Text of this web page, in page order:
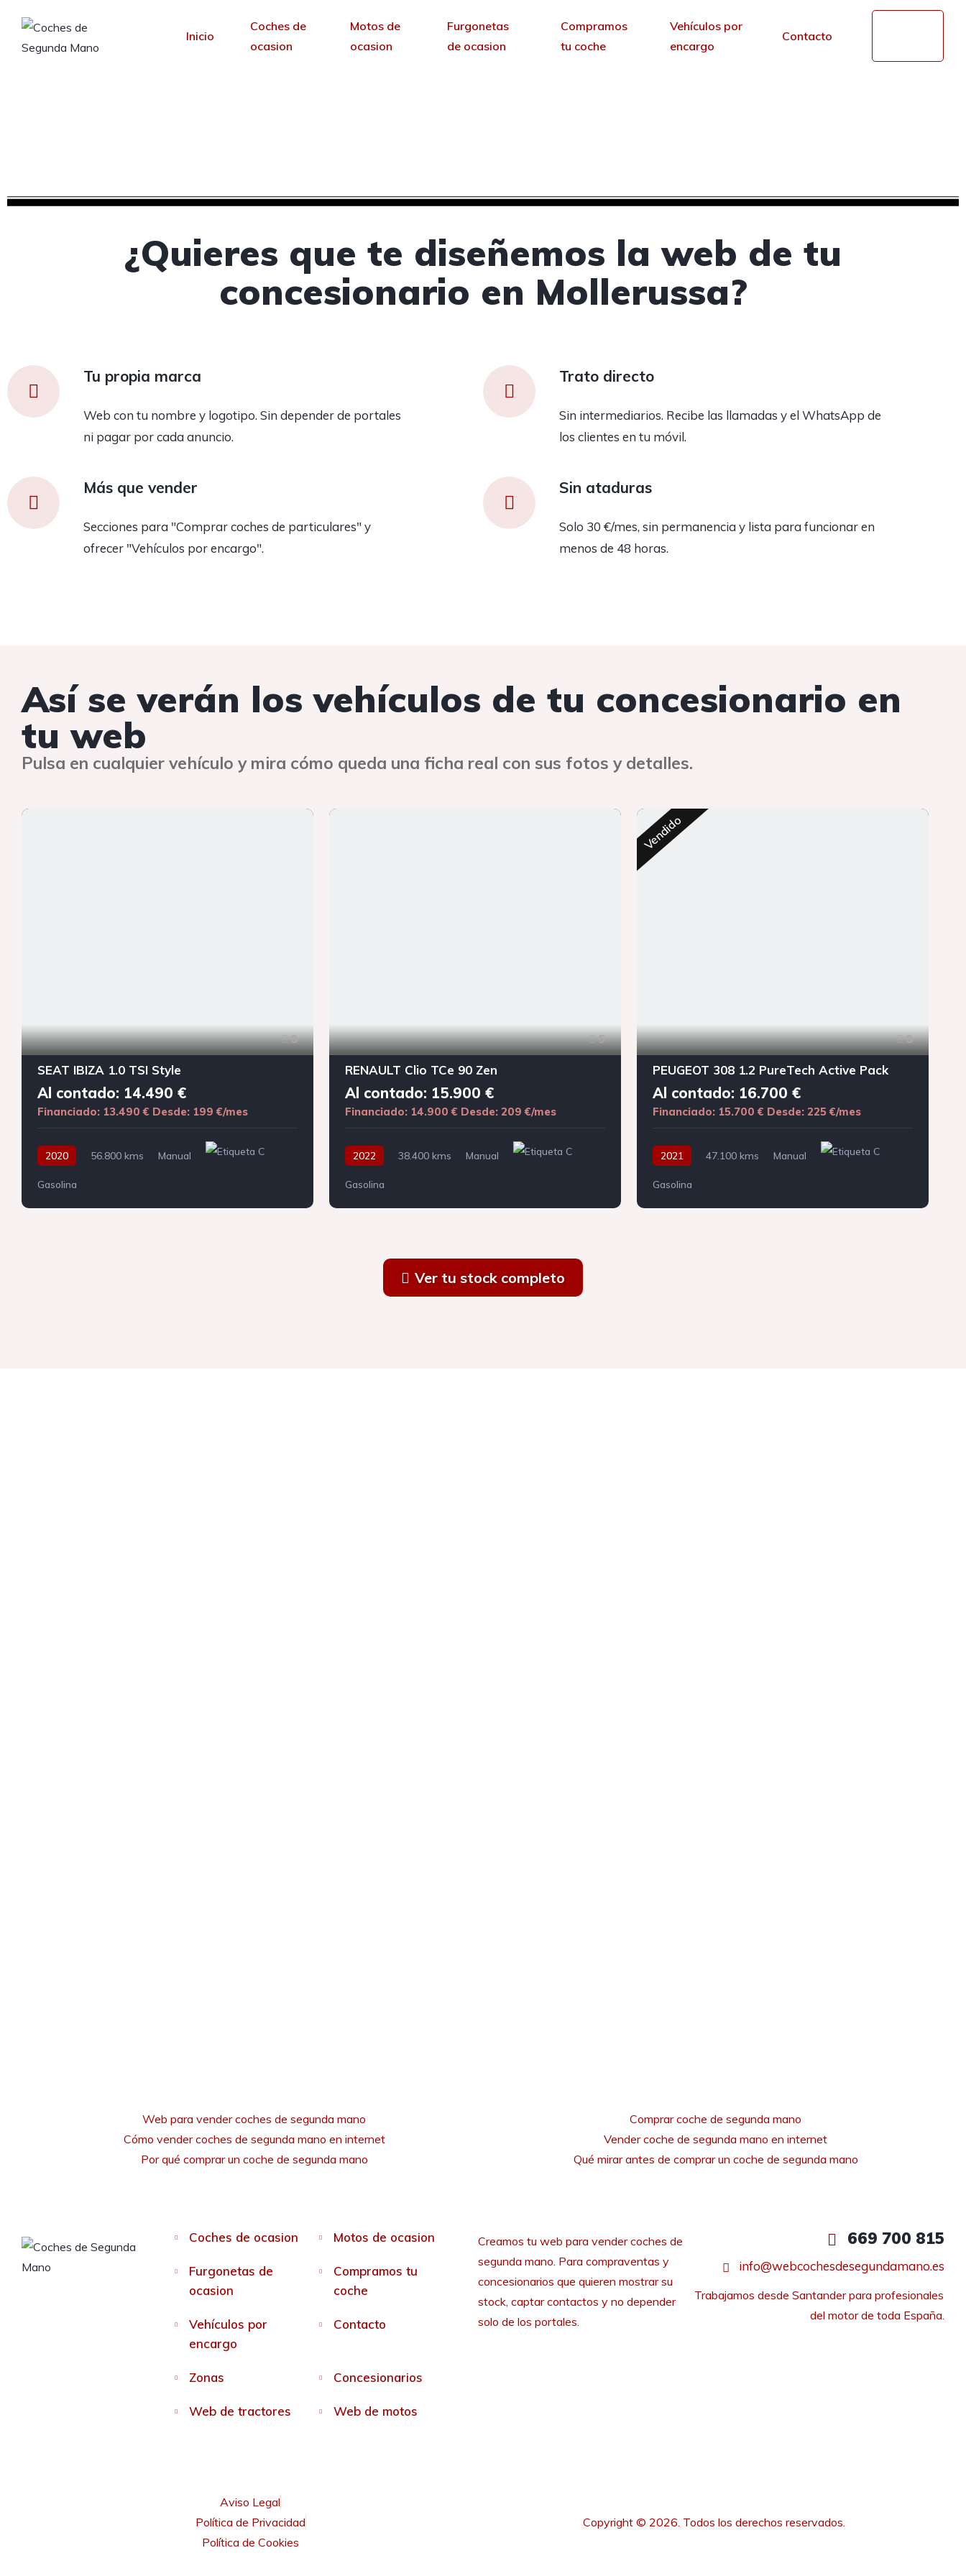
Inicio
Coches de
ocasion
Motos de
ocasion
Furgonetas
de ocasion
Compramos
tu coche
Vehículos por
encargo
Contacto
¿Quieres que te diseñemos la web de tu
concesionario en Mollerussa?
Tu propia marca
Web con tu nombre y logotipo. Sin depender de portales
ni pagar por cada anuncio.
Trato directo
Sin intermediarios. Recibe las llamadas y el WhatsApp de
los clientes en tu móvil.
Más que vender
Secciones para "Comprar coches de particulares" y
ofrecer "Vehículos por encargo".
Sin ataduras
Solo 30 €/mes, sin permanencia y lista para funcionar en
menos de 48 horas.
Así se verán los vehículos de tu concesionario en
tu web
Pulsa en cualquier vehículo y mira cómo queda una ficha real con sus fotos y detalles.
8
SEAT IBIZA 1.0 TSI Style
Al contado: 14.490 €
Financiado: 13.490 € Desde: 199 €/mes
2020 56.800 kms Manual
Gasolina
5
RENAULT Clio TCe 90 Zen
Al contado: 15.900 €
Financiado: 14.900 € Desde: 209 €/mes
2022 38.400 kms Manual
Gasolina
Vendido
8
PEUGEOT 308 1.2 PureTech Active Pack
Al contado: 16.700 €
Financiado: 15.700 € Desde: 225 €/mes
2021 47.100 kms Manual
Gasolina
Ver tu stock completo
Web para vender coches de segunda mano
Cómo vender coches de segunda mano en internet
Por qué comprar un coche de segunda mano
Comprar coche de segunda mano
Vender coche de segunda mano en internet
Qué mirar antes de comprar un coche de segunda mano
Coches de ocasion Motos de ocasion
Furgonetas de
ocasion
Compramos tu
coche
Vehículos por
encargo
Contacto
Zonas Concesionarios
Web de tractores Web de motos
Creamos tu web para vender coches de
segunda mano. Para compraventas y
concesionarios que quieren mostrar su
stock, captar contactos y no depender
solo de los portales.
669 700 815
info@webcochesdesegundamano.es
Trabajamos desde Santander para profesionales
del motor de toda España.
Aviso Legal
Política de Privacidad
Política de Cookies
Copyright © 2026. Todos los derechos reservados.